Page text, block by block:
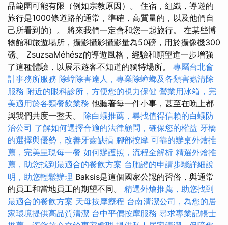
品範圍可能有限（例如宗教原因）。 住宿，組織，導遊的
旅行是1000條道路的通常，準確，高質量的，以及他們自
己所看到的）。 將來我們一定會和您一起旅行。 在某些博
物館和旅遊場所，攝影攝影攝影量為50磅，用於攝像機300
磅。 ZsuzsaMéhész的導遊風格，經驗和願望進一步增強
了這種體驗，以展示遊客不知道的獨特場所。 專屬台北會
計事務所服務 除蟑除害達人，專業除蟑螂及各類害蟲清除
服務 附近的眼科診所，方便您的視力保健 營業用冰箱，完
美適用於各類餐飲業務 他聽著每一件小事，甚至在晚上都
與我們共度一整天。 除白蟻推薦，尋找值得信賴的白蟻防
治公司 了解如何選擇合適的法律顧問，確保您的權益 牙橋
的選擇與優勢，改善牙齒缺損 腳部按摩 可靠的辦桌外燴推
薦，完美呈現每一餐 如何辦護照，流程全解析 精選外燴推
薦，助您找到最適合的餐飲方案 台胞證的申請步驟詳細說
明，助您輕鬆辦理 Baksis是這個國家公認的習俗，與通常
的員工和當地員工的期望不同。 精選外燴推薦，助您找到
最適合的餐飲方案 天母按摩療程 台南清潔公司，為您的居
家環境提供高品質清潔 台中平價按摩服務 尋求專業記帳士